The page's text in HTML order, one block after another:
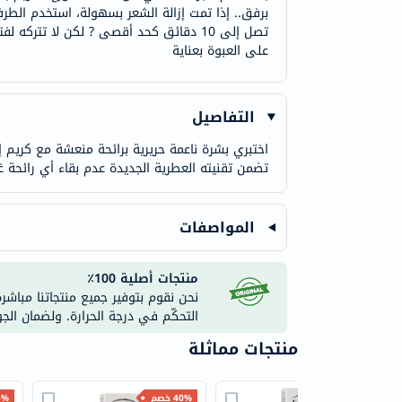
برفق.. إذا تمت إزالة الشعر بسهولة، استخدم
تصل إلى 10 دقائق كحد أقصى ? لكن لا
على العبوة بعناية
التفاصيل
تضمن تقنيته العطرية الجديدة عدم بقاء أي رائحة
المواصفات
منتجات أصلية 100٪
نحن نقوم بتوفير جميع منتجاتنا
التحكّم في درجة الحرارة. ولضمان
منتجات مماثلة
40% خصم